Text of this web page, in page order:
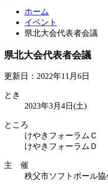
ホーム
イベント
県北大会代表者会議
県北大会代表者会議
更新日：2022年11月6日
とき
2023年3月4日(土)
ところ
けやきフォーラムＣ
けやきフォーラムＤ
主 催
秩父市ソフトボール協